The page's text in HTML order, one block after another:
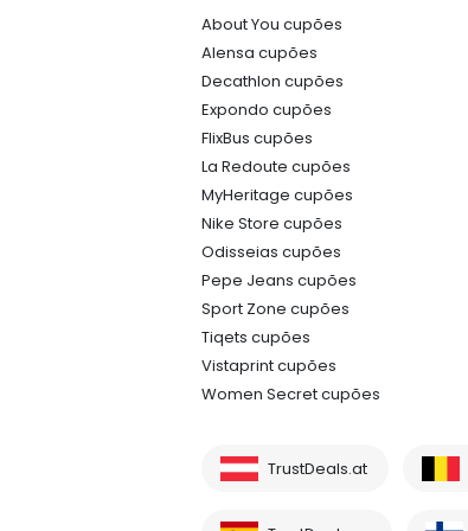
About You cupões
Alensa cupões
Decathlon cupões
Expondo cupões
FlixBus cupões
La Redoute cupões
MyHeritage cupões
Nike Store cupões
Odisseias cupões
Pepe Jeans cupões
Sport Zone cupões
Tiqets cupões
Vistaprint cupões
Women Secret cupões
TrustDeals.at